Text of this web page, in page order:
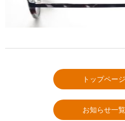
トップペー
お知らせ一